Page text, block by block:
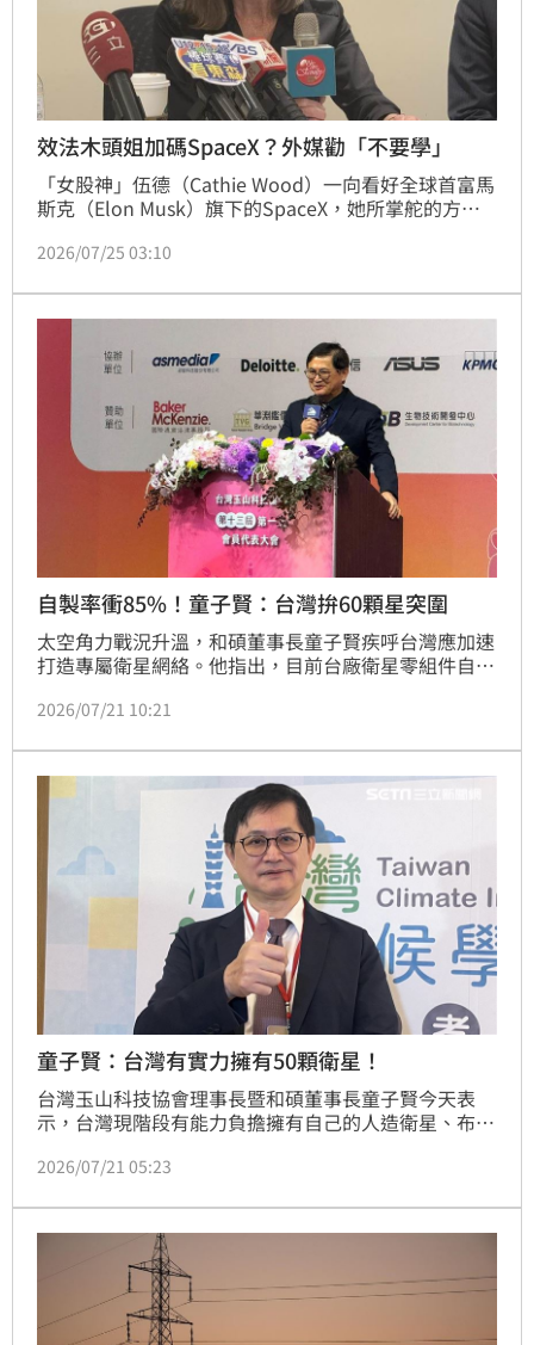
效法木頭姐加碼SpaceX？外媒勸「不要學」
「女股神」伍德（Cathie Wood）一向看好全球首富馬
斯克（Elon Musk）旗下的SpaceX，她所掌舵的方舟
碼。不過，美國財經媒體《Motley Fool》分析師
雖然前景看俏，但目前估值偏高，因此現階段仍不會考
慮買進。
2026/07/25 03:10
自製率衝85%！童子賢：台灣拚60顆星突圍
太空角力戰況升溫，和碩董事長童子賢疾呼台灣應加速
打造專屬衛星網絡。他指出，目前台廠衛星零組件自製
情報分享，若能自主建置至少60顆衛星，不僅能掌握國
商機。童子賢以日本為標竿，認為台灣絕對有財力與實
力打造專屬星鏈，透過20顆低軌衛星即可達成全天候監
控，未來若發展同步衛星，防護網更可延伸至琉球與菲
律賓，全面捍衛國家安全並提升台灣科技產業競爭力。
2026/07/21 10:21
童子賢：台灣有實力擁有50顆衛星！
台灣玉山科技協會理事長暨和碩董事長童子賢今天表
示，台灣現階段有能力負擔擁有自己的人造衛星、布局
力擁有20顆至50顆衛星，以強化台灣的產業實力與國
2026/07/21 05:23